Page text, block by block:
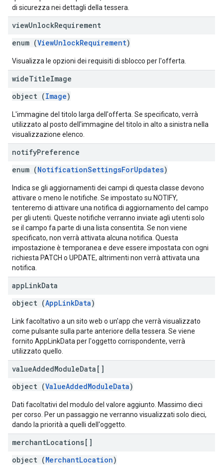
di sicurezza nei dettagli della tessera.
viewUnlockRequirement
enum (ViewUnlockRequirement)
Visualizza le opzioni dei requisiti di sblocco per l'offerta.
wideTitleImage
object (Image)
L'immagine del titolo larga dell'offerta. Se specificato, verrà
utilizzato al posto dell'immagine del titolo in alto a sinistra nella
visualizzazione elenco.
notifyPreference
enum (NotificationSettingsForUpdates)
Indica se gli aggiornamenti dei campi di questa classe devono
attivare o meno le notifiche. Se impostato su NOTIFY,
tenteremo di attivare una notifica di aggiornamento del campo
per gli utenti. Queste notifiche verranno inviate agli utenti solo
se il campo fa parte di una lista consentita. Se non viene
specificato, non verrà attivata alcuna notifica. Questa
impostazione è temporanea e deve essere impostata con ogni
richiesta PATCH o UPDATE, altrimenti non verrà attivata una
notifica.
appLinkData
object (AppLinkData)
Link facoltativo a un sito web o un'app che verrà visualizzato
come pulsante sulla parte anteriore della tessera. Se viene
fornito AppLinkData per l'oggetto corrispondente, verrà
utilizzato quello.
valueAddedModuleData[]
object (ValueAddedModuleData)
Dati facoltativi del modulo del valore aggiunto. Massimo dieci
per corso. Per un passaggio ne verranno visualizzati solo dieci,
dando la priorità a quelli dell'oggetto.
merchantLocations[]
object (MerchantLocation)